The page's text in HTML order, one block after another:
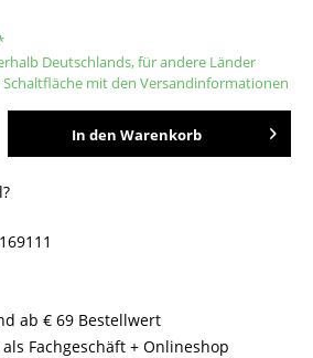
Deutschlands, für andere Länder
mit den Versandinformationen
In den Warenkorb
169111
ab € 69 Bestellwert
Fachgeschäft + Onlineshop